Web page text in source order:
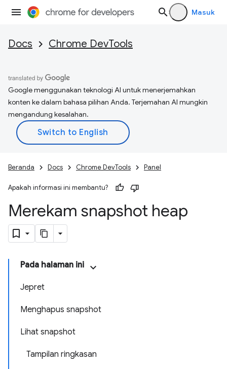
Masuk
Docs Chrome DevTools
Google menggunakan teknologi AI untuk menerjemahkan
konten ke dalam bahasa pilihan Anda. Terjemahan AI mungkin
mengandung kesalahan.
Beranda Docs Chrome DevTools Panel
Apakah informasi ini membantu?
Merekam snapshot heap
Pada halaman ini
Jepret
Menghapus snapshot
Lihat snapshot
Tampilan ringkasan